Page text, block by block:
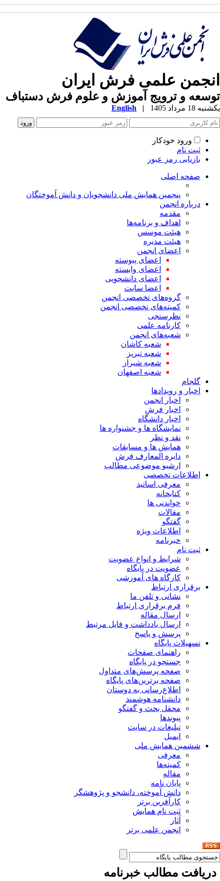
علمی فرش ایران
و ترویج آموزش و علوم فرش دستباف
18 مرداد 1405 |
English
ورود خودکار
ثبت نام
بازیابی رمز عبور
صفحه اصلی
پنجمین همایش ملی دانشجویان و دانش آموختگان
درباره انجمن
مقدمه
اهداف و برنامه‌ها
هیئت موسس
هیئت مدیره
اعضای انجمن
اعضای پیوسته
اعضای وابسته
اعضای دانشجویی
اعضا سایت
گروه‌های تخصصی انجمن
کمیته‌های تخصصی انجمن
نظرسنجی
کارنامه علمی
شعبه‌های انجمن
شعبه کاشان
شعبه تبریز
شعبه شیراز
شعبه اصفهان
گلجام
اخبار و رویدادها
اخبار انجمن
اخبار فرش
اخبار دانشگاه
نمایشگاه ها و جشنواره ها
نقد و نظر
همایش ها و مسابقات
دایره المعارف فرش
ارشیو موضوعی مطالب
اطلاعات تخصصی
معرفی اساتید
کتابخانه
خواندنی ها
مقالات
گفتگو
اطلاعات ویژه
خبرنامه
ثبت نام
شرایط و انواع عضویت
عضویت در پایگاه
کارگاه های آموزشی
برقراری ارتباط
نشانی و تلفن ما
فرم برقراری ارتباط
ارسال مقاله
ارسال یادداشت و فایل مرتبط
پرسش و پاسخ
تسهیلات پایگاه
راهنمای صفحات
جستجو در پایگاه
صفحه پرسش‌های متداول
صفحه برترین‌های پایگاه
اطلاع‌رسانی به دوستان
دانشنامه هوشمند
محفل بحث و گفتگو
پیوندها
تبلیغات در سایت
ایمیل
ششمین همایش ملی
معرفی
کمیته‌ها
مقاله
پایان نامه
دانش آموخته، دانشجو و پژوهشگر
کارآفرین برتر
ثبت نام همایش
آثار
انجمن علمی برتر
مطالب خبرنامه